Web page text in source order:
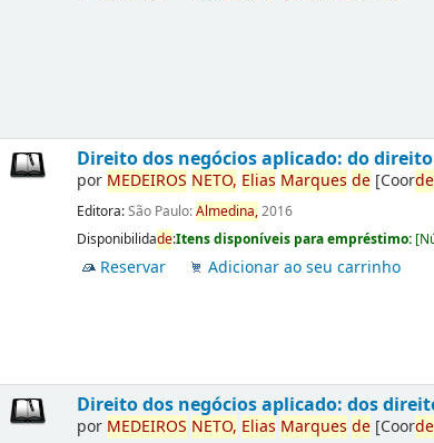
Direito dos negócios aplicado: do
por MEDEIROS NETO, Elias Marques de [Coorde
Editora:São Paulo:Almedina,2016
Disponibilidade:Itens disponíveis para empréstimo: [
Reservar Adicionar ao seu carrinho
Direito dos negócios aplicado: dos
por MEDEIROS NETO, Elias Marques de [Coorde